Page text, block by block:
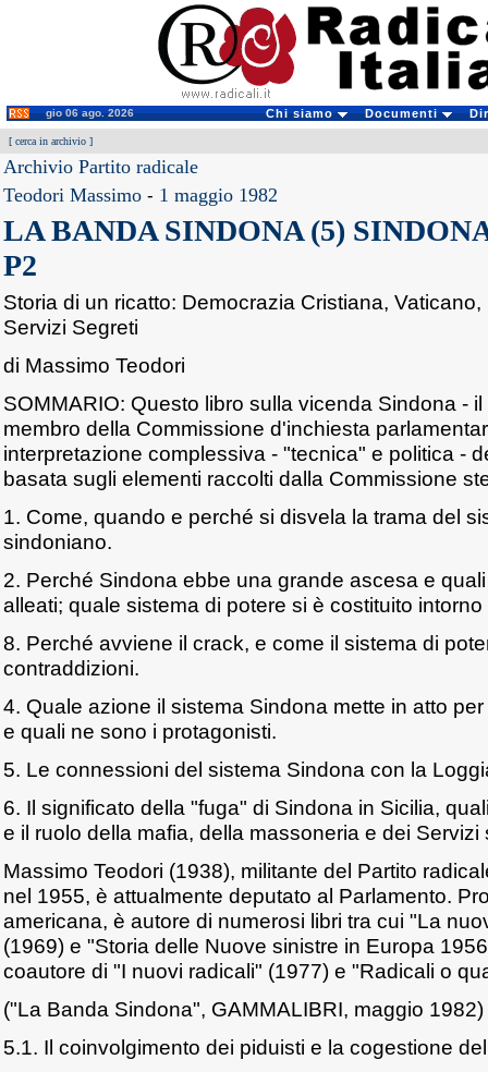
gio 06 ago. 2026 Chi siamo Documenti
[ cerca in archivio ]
Archivio Partito radicale
Teodori Massimo - 1 maggio 1982
LA BANDA SINDONA (5)
P2
Storia di un ricatto: Democrazia Cristiana,
Servizi Segreti
di Massimo Teodori
SOMMARIO: Questo libro sulla vicenda Sindona -
membro della Commissione d'inchiesta
interpretazione complessiva - "tecnica" e politica -
basata sugli elementi raccolti dalla Commissione
1. Come, quando e perché si disvela la trama del
sindoniano.
2. Perché Sindona ebbe una grande ascesa e
alleati; quale sistema di potere si è costituito
8. Perché avviene il crack, e come il sistema di
contraddizioni.
4. Quale azione il sistema Sindona mette in atto
e quali ne sono i protagonisti.
5. Le connessioni del sistema Sindona con la
6. Il significato della "fuga" di Sindona in Sicilia,
e il ruolo della mafia, della massoneria e dei Servizi
Massimo Teodori (1938), militante del Partito
nel 1955, è attualmente deputato al Parlamento.
americana, è autore di numerosi libri tra cui "La
(1969) e "Storia delle Nuove sinistre in Europa
coautore di "I nuovi radicali" (1977) e "Radicali o
("La Banda Sindona", GAMMALIBRI, maggio 1982)
5.1. Il coinvolgimento dei piduisti e la cogestione